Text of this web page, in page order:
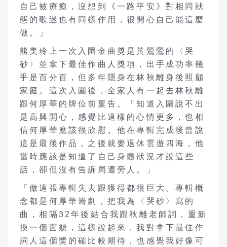
自己被療癒，沒想到《一路平安》對相同狀
態的歌迷也有同樣作用，很開心自己能這麼
做。」
熊美玲上一次入圍金曲獎是黃鶯鶯的〈哭
砂〉並拿下最佳作曲人獎項，出手成功率幾
乎是百分百，但多年隱身在林秋離身後照顧
家庭。這次入圍後，全家人有一起去林秋離
跟何厚華的牌位前稟告。「知道入圍說不出
是高興開心，感覺比這樣的心情更多，也相
信何厚華應該很欣慰。他在專輯完成後曾說
這是最後作品，之後就要退休雲遊四海，他
當時應該是知道了自己身體狀況才說這些
話，卻但沒有告訴周遭旁人。」
「做這張專輯失去跟獲得都很巨大。專輯概
念都是何厚華籌劃，把我為〈哭砂〉寫的
曲，相隔32年後結合我跟秋離老師詞，重新
換一個面貌，這樣說起來，我對拿下最佳作
詞人這個獎的確比較期待，也感覺我好像可